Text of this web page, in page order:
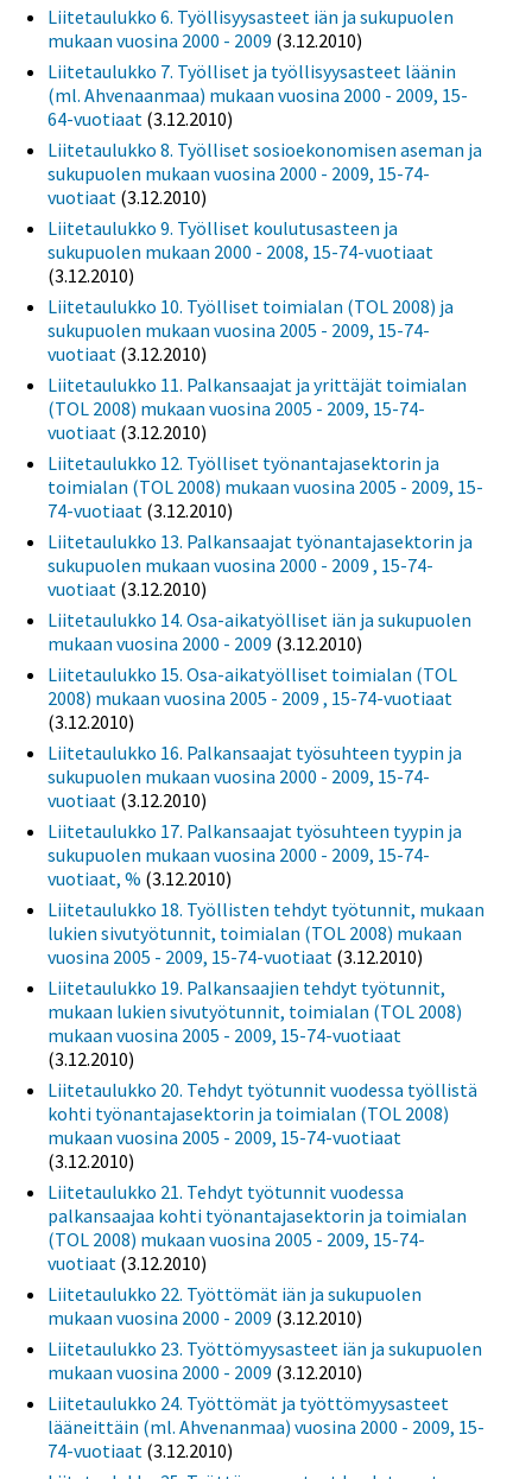
Liitetaulukko 6. Työllisyysasteet iän ja sukupuolen
mukaan vuosina 2000 - 2009 (3.12.2010)
Liitetaulukko 7. Työlliset ja työllisyysasteet läänin
(ml. Ahvenaanmaa) mukaan vuosina 2000 - 2009, 15-
64-vuotiaat (3.12.2010)
Liitetaulukko 8. Työlliset sosioekonomisen aseman ja
sukupuolen mukaan vuosina 2000 - 2009, 15-74-
vuotiaat (3.12.2010)
Liitetaulukko 9. Työlliset koulutusasteen ja
sukupuolen mukaan 2000 - 2008, 15-74-vuotiaat
(3.12.2010)
Liitetaulukko 10. Työlliset toimialan (TOL 2008) ja
sukupuolen mukaan vuosina 2005 - 2009, 15-74-
vuotiaat (3.12.2010)
Liitetaulukko 11. Palkansaajat ja yrittäjät toimialan
(TOL 2008) mukaan vuosina 2005 - 2009, 15-74-
vuotiaat (3.12.2010)
Liitetaulukko 12. Työlliset työnantajasektorin ja
toimialan (TOL 2008) mukaan vuosina 2005 - 2009, 15-
74-vuotiaat (3.12.2010)
Liitetaulukko 13. Palkansaajat työnantajasektorin ja
sukupuolen mukaan vuosina 2000 - 2009 , 15-74-
vuotiaat (3.12.2010)
Liitetaulukko 14. Osa-aikatyölliset iän ja sukupuolen
mukaan vuosina 2000 - 2009 (3.12.2010)
Liitetaulukko 15. Osa-aikatyölliset toimialan (TOL
2008) mukaan vuosina 2005 - 2009 , 15-74-vuotiaat
(3.12.2010)
Liitetaulukko 16. Palkansaajat työsuhteen tyypin ja
sukupuolen mukaan vuosina 2000 - 2009, 15-74-
vuotiaat (3.12.2010)
Liitetaulukko 17. Palkansaajat työsuhteen tyypin ja
sukupuolen mukaan vuosina 2000 - 2009, 15-74-
vuotiaat, % (3.12.2010)
Liitetaulukko 18. Työllisten tehdyt työtunnit, mukaan
lukien sivutyötunnit, toimialan (TOL 2008) mukaan
vuosina 2005 - 2009, 15-74-vuotiaat (3.12.2010)
Liitetaulukko 19. Palkansaajien tehdyt työtunnit,
mukaan lukien sivutyötunnit, toimialan (TOL 2008)
mukaan vuosina 2005 - 2009, 15-74-vuotiaat
(3.12.2010)
Liitetaulukko 20. Tehdyt työtunnit vuodessa työllistä
kohti työnantajasektorin ja toimialan (TOL 2008)
mukaan vuosina 2005 - 2009, 15-74-vuotiaat
(3.12.2010)
Liitetaulukko 21. Tehdyt työtunnit vuodessa
palkansaajaa kohti työnantajasektorin ja toimialan
(TOL 2008) mukaan vuosina 2005 - 2009, 15-74-
vuotiaat (3.12.2010)
Liitetaulukko 22. Työttömät iän ja sukupuolen
mukaan vuosina 2000 - 2009 (3.12.2010)
Liitetaulukko 23. Työttömyysasteet iän ja sukupuolen
mukaan vuosina 2000 - 2009 (3.12.2010)
Liitetaulukko 24. Työttömät ja työttömyysasteet
lääneittäin (ml. Ahvenanmaa) vuosina 2000 - 2009, 15-
74-vuotiaat (3.12.2010)